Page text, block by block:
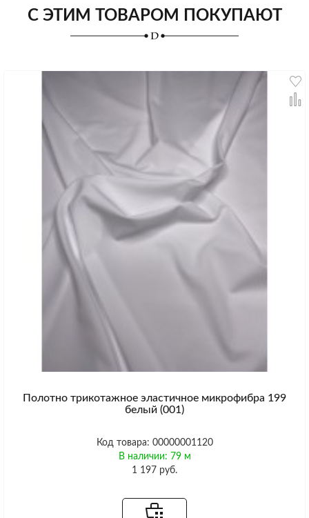
С ЭТИМ ТОВАРОМ ПОКУПАЮТ
Полотно трикотажное эластичное микрофибра 199
белый (001)
Код товара: 00000001120
В наличии: 79 м
1 197 руб.